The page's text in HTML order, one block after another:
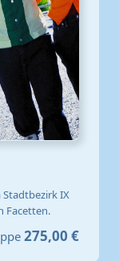
Stadtbezirk IX
Facetten.
275,00 €